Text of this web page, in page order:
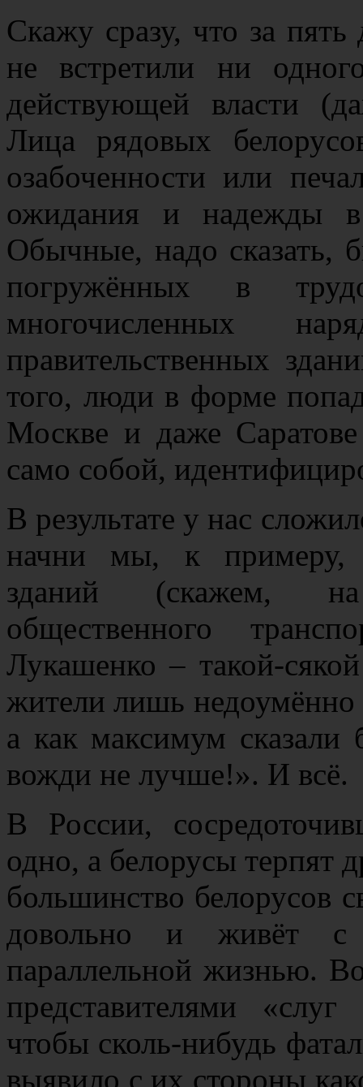
Скажу сразу, что за
не встретили ни
действующей власти
Лица рядовых
озабоченности или
ожидания и надежды
Обычные, надо сказать,
погружённых в
многочисленных
правительственных
того, люди в форме
Москве и даже
само собой,
В результате у нас
начни мы, к примеру,
зданий (скажем, на
общественного
Лукашенко – такой-
жители лишь
а как максимум
вожди не лучше!». И всё.
В России,
одно, а белорусы терпят
большинство белорусов
довольно и живёт с
параллельной жизнью.
представителями
чтобы сколь-нибудь
выявило с их стороны